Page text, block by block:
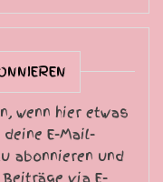
wenn hier etwas
E-Mail-
abonnieren und